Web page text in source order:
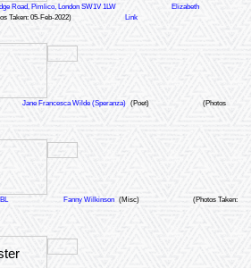
Road, Pimlico, London SW1V 1LW
Elizabeth
Taken: 05-Feb-2022) Link
Jane Francesca Wilde (Speranza) (Poet)
(Photos
Fanny Wilkinson (Misc)
(Photos Taken: